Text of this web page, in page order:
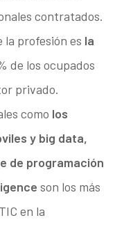
contratados.
la profesión es la
de los ocupados
privado.
como los
y big data,
de programación
son los más
en la